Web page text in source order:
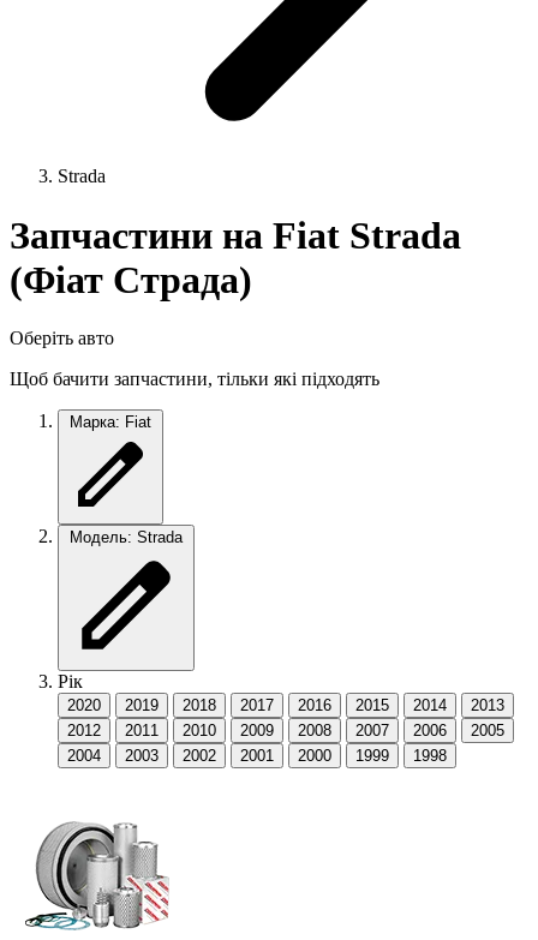
Strada
Запчастини на Fiat Strada
(Фіат Страда)
Оберіть авто
Щоб бачити запчастини, тільки які підходять
Марка: Fiat
Модель: Strada
Рік
2020 2019 2018 2017 2016 2015 2014
2013
2012
2011 2010 2009 2008 2007 2006
2005
2004
2003 2002 2001 2000 1999 1998